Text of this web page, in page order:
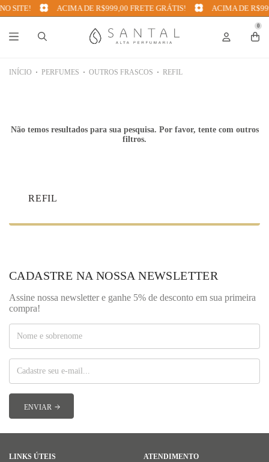
SITE! ACIMA DE R$999,00 FRETE GRÁTIS! ACIMA DE
0
INÍCIO PERFUMES OUTROS FRASCOS REFIL
Não temos resultados para sua pesquisa. Por favor, tente com outros
filtros.
REFIL
CADASTRE NA NOSSA NEWSLETTER
Assine nossa newsletter e ganhe 5% de desconto em sua primeira
compra!
LINKS ÚTEIS ATENDIMENTO